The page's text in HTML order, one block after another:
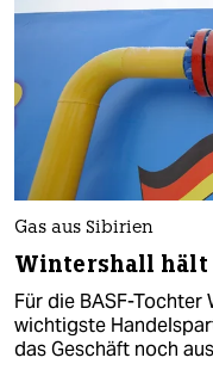
Gas aus Sibirien
Wintershall hält
Für die BASF-
wichtigste
das Geschäft noch